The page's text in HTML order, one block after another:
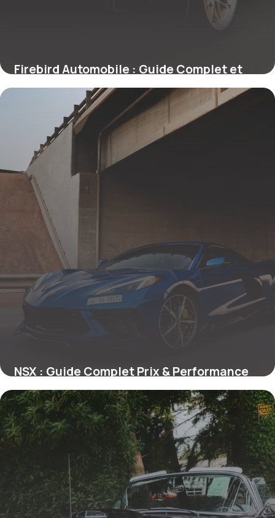
Firebird Automobile : Guide Complet et
Prix
NSX : Guide Complet Prix & Performance
24 mai 2026